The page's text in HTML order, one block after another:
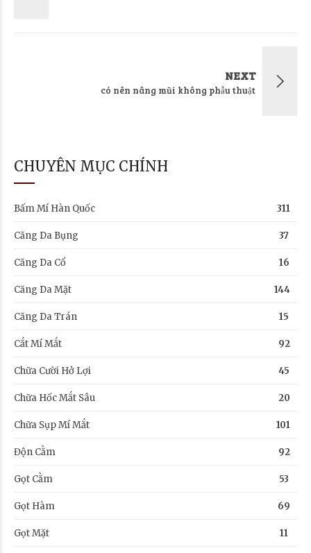
NEXT
có nên nâng mũi không phẫu thuật
CHUYÊN MỤC CHÍNH
Bấm Mí Hàn Quốc 311
Căng Da Bụng 37
Căng Da Cổ 16
Căng Da Mặt 144
Căng Da Trán 15
Cắt Mí Mắt 92
Chữa Cười Hở Lợi 45
Chữa Hốc Mắt Sâu 20
Chữa Sụp Mí Mắt 101
Độn Cằm 92
Gọt Cằm 53
Gọt Hàm 69
Gọt Mặt 11